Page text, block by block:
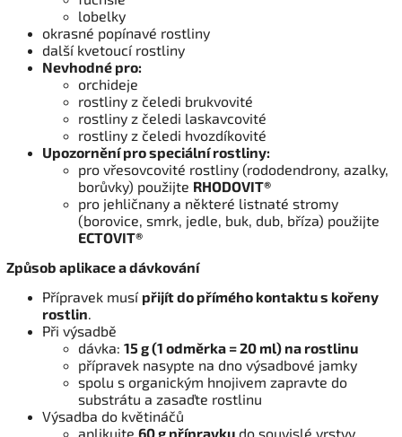
lobelky
okrasné popínavé rostliny
další kvetoucí rostliny
Nevhodné pro:
orchideje
rostliny z čeledi brukvovité
rostliny z čeledi laskavcovité
rostliny z čeledi hvozdíkovité
Upozornění pro speciální rostliny:
pro vřesovcovité rostliny (rododendrony, azalky,
borůvky) použijte RHODOVIT®
pro jehličnany a některé listnaté stromy
(borovice, smrk, jedle, buk, dub, bříza) použijte
ECTOVIT®
Způsob aplikace a dávkování
Přípravek musí přijít do přímého kontaktu s kořeny
rostlin.
Při výsadbě
dávka: 15 g (1 odměrka = 20 ml) na rostlinu
přípravek nasypte na dno výsadbové jamky
spolu s organickým hnojivem zapravte do
substrátu a zasaďte rostlinu
Výsadba do květináčů
aplikujte 60 g přípravku do souvislé vrstvy